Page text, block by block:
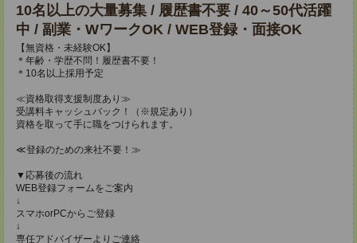
10名以上の大量募集 / 履歴書不要 / 40～50代活躍
中 / 副業・WワークOK / WEB登録・面接OK
【無資格・未経験OK】
＊年齢・学歴不問！履歴書不要！
＊10名以上採用予定
≪資格取得支援制度あり≫
受講料キャッシュバック！（※規定あり）
資格を取って手に職をつけられます。
≪登録のための来社不要！≫
▼応募後の流れ
WEB登録フォームをご案内
↓
スマホorPCからご登録
↓
専任アドバイザーよりご連絡